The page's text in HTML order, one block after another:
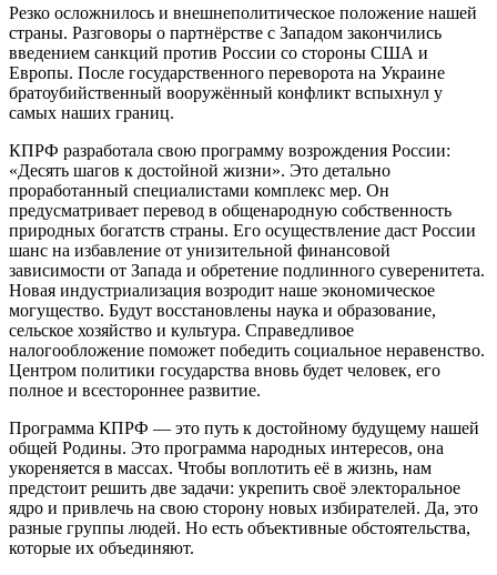
Резко осложнилось и внешнеполитическое положение нашей
страны. Разговоры о партнёрстве с Западом закончились
введением санкций против России со стороны США и
Европы. После государственного переворота на Украине
братоубийственный вооружённый конфликт вспыхнул у
самых наших границ.
КПРФ разработала свою программу возрождения России:
«Десять шагов к достойной жизни». Это детально
проработанный специалистами комплекс мер. Он
предусматривает перевод в общенародную собственность
природных богатств страны. Его осуществление даст России
шанс на избавление от унизительной финансовой
зависимости от Запада и обретение подлинного суверенитета.
Новая индустриализация возродит наше экономическое
могущество. Будут восстановлены наука и образование,
сельское хозяйство и культура. Справедливое
налогообложение поможет победить социальное неравенство.
Центром политики государства вновь будет человек, его
полное и всестороннее развитие.
Программа КПРФ — это путь к достойному будущему нашей
общей Родины. Это программа народных интересов, она
укореняется в массах. Чтобы воплотить её в жизнь, нам
предстоит решить две задачи: укрепить своё электоральное
ядро и привлечь на свою сторону новых избирателей. Да, это
разные группы людей. Но есть объективные обстоятельства,
которые их объединяют.